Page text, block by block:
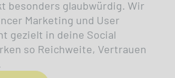
besonders glaubwürdig. Wir
Marketing und User
gezielt in deine Social
so Reichweite, Vertrauen